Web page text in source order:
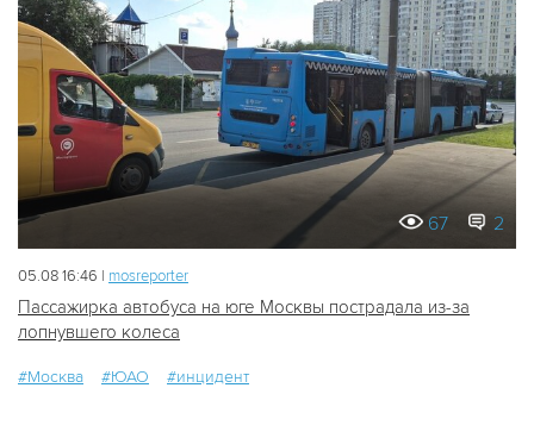
67 2
05.08 16:46 | mosreporter
Пассажирка автобуса на юге Москвы пострадала из-за
лопнувшего колеса
#Москва #ЮАО #инцидент